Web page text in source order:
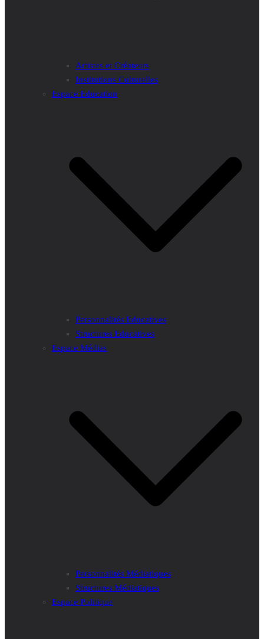
Artistes et Créateurs
Institutions Culturelles
Espace Education
Personnalités Educatives
Structures Educatives
Espace Médias
Personnalités Médiatiques
Structures Médiatiques
Espace Politique